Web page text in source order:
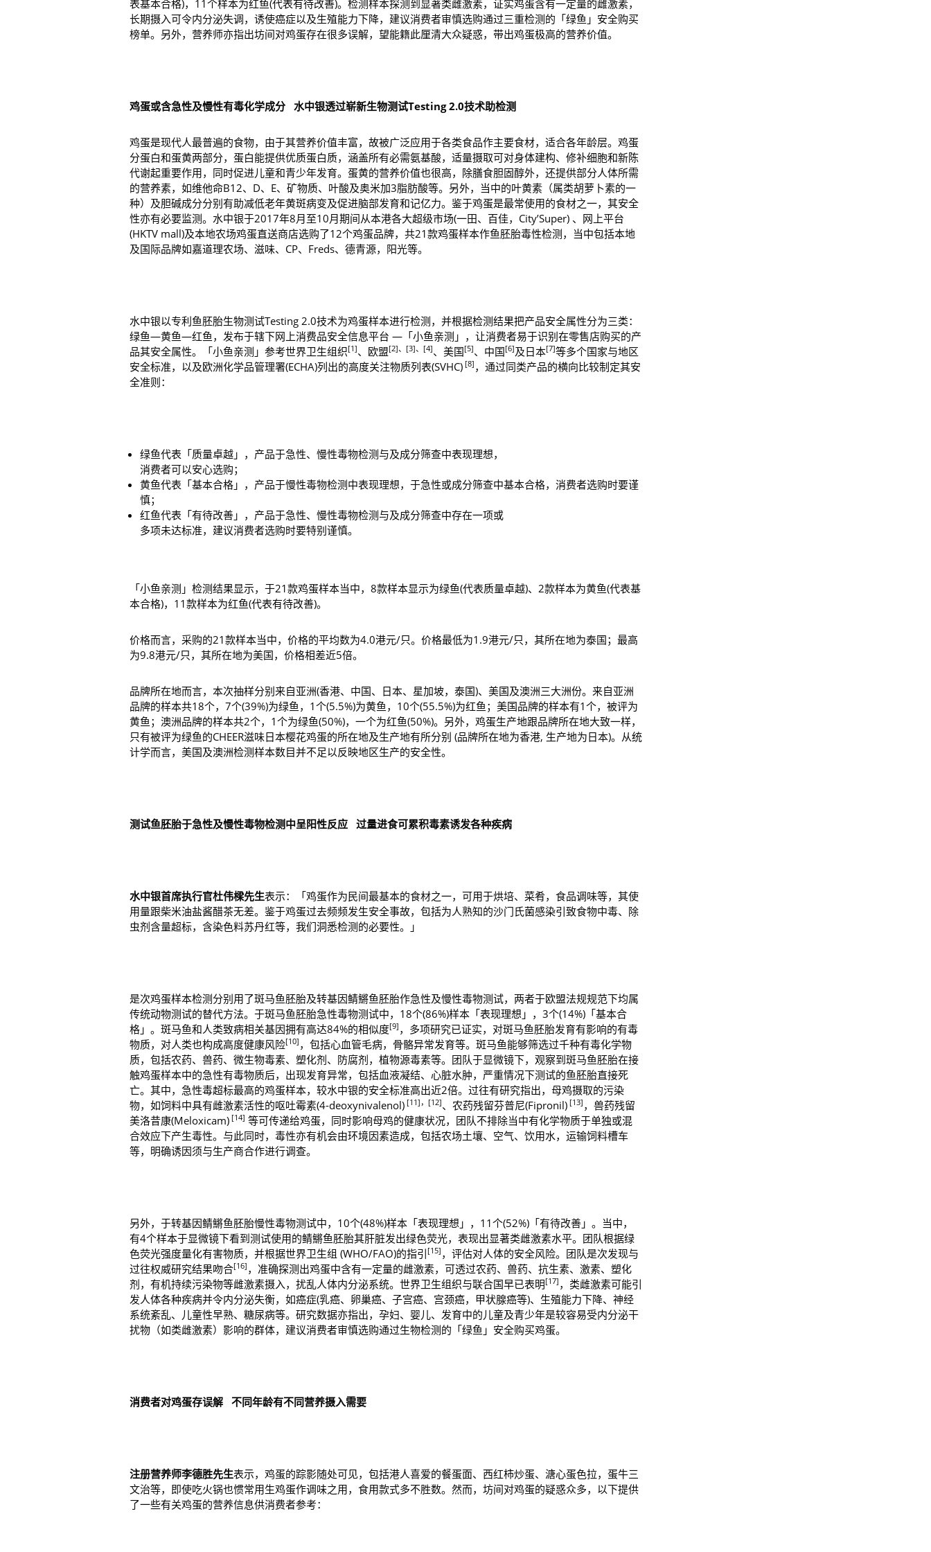
表基本合格)，11个样本为红鱼(代表有待改善)。检测样本探测到显著类雌激素，证实鸡蛋含有一定量的雌激素，
长期摄入可令内分泌失调，诱使癌症以及生殖能力下降，建议消费者审慎选购通过三重检测的「绿鱼」安全购买
榜单。另外，营养师亦指出坊间对鸡蛋存在很多误解，望能籍此厘清大众疑惑，带出鸡蛋极高的营养价值。
鸡蛋或含急性及慢性有毒化学成分 水中银透过崭新生物测试Testing 2.0技术助检测
鸡蛋是现代人最普遍的食物，由于其营养价值丰富，故被广泛应用于各类食品作主要食材，适合各年龄层。鸡蛋
分蛋白和蛋黄两部分，蛋白能提供优质蛋白质，涵盖所有必需氨基酸，适量摄取可对身体建构、修补细胞和新陈
代谢起重要作用，同时促进儿童和青少年发育。蛋黄的营养价值也很高，除膳食胆固醇外，还提供部分人体所需
的营养素，如维他命B12、D、E、矿物质、叶酸及奥米加3脂肪酸等。另外，当中的叶黄素（属类胡萝卜素的一
种）及胆碱成分分别有助减低老年黄斑病变及促进脑部发育和记亿力。鉴于鸡蛋是最常使用的食材之一，其安全
性亦有必要监测。水中银于2017年8月至10月期间从本港各大超级市场(一田、百佳，City’Super) 、网上平台
(HKTV mall)及本地农场鸡蛋直送商店选购了12个鸡蛋品牌，共21款鸡蛋样本作鱼胚胎毒性检测，当中包括本地
及国际品牌如嘉道理农场、滋味、CP、Freds、德青源，阳光等。
水中银以专利鱼胚胎生物测试Testing 2.0技术为鸡蛋样本进行检测，并根据检测结果把产品安全属性分为三类：
绿鱼—黄鱼—红鱼，发布于辖下网上消费品安全信息平台 —「小鱼亲测」，让消费者易于识别在零售店购买的产
品其安全属性。「小鱼亲测」参考世界卫生组织[1]、欧盟[2]、 [3]、 [4]、美国[5]、中国[6]及日本[7]等多个国家与地区
安全标准，以及欧洲化学品管理署(ECHA)列出的高度关注物质列表(SVHC) [8] ，通过同类产品的横向比较制定其安
全准则：
绿鱼代表「质量卓越」，产品于急性、慢性毒物检测与及成分筛查中表现理想，
消费者可以安心选购；
黄鱼代表「基本合格」，产品于慢性毒物检测中表现理想，于急性或成分筛查中基本合格，消费者选购时要谨
慎；
红鱼代表「有待改善」，产品于急性、慢性毒物检测与及成分筛查中存在一项或
多项未达标准，建议消费者选购时要特别谨慎。
「小鱼亲测」检测结果显示，于21款鸡蛋样本当中，8款样本显示为绿鱼(代表质量卓越)、2款样本为黄鱼(代表基
本合格)，11款样本为红鱼(代表有待改善)。
价格而言，采购的21款样本当中，价格的平均数为4.0港元/只。价格最低为1.9港元/只，其所在地为泰国；最高
为9.8港元/只，其所在地为美国，价格相差近5倍。
品牌所在地而言，本次抽样分别来自亚洲(香港、中国、日本、星加坡，泰国)、美国及澳洲三大洲份。来自亚洲
品牌的样本共18个，7个(39%)为绿鱼，1个(5.5%)为黄鱼，10个(55.5%)为红鱼；美国品牌的样本有1个，被评为
黄鱼；澳洲品牌的样本共2个，1个为绿鱼(50%)，一个为红鱼(50%)。另外，鸡蛋生产地跟品牌所在地大致一样，
只有被评为绿鱼的CHEER滋味日本樱花鸡蛋的所在地及生产地有所分别 (品牌所在地为香港, 生产地为日本)。从统
计学而言，美国及澳洲检测样本数目并不足以反映地区生产的安全性。
测试鱼胚胎于急性及慢性毒物检测中呈阳性反应 过量进食可累积毒素诱发各种疾病
水中银首席执行官杜伟樑先生表示：「鸡蛋作为民间最基本的食材之一，可用于烘培、菜肴，食品调味等，其使
用量跟柴米油盐酱醋茶无差。鉴于鸡蛋过去频频发生安全事故，包括为人熟知的沙门氏菌感染引致食物中毒、除
虫剂含量超标，含染色料苏丹红等，我们洞悉检测的必要性。」
是次鸡蛋样本检测分别用了斑马鱼胚胎及转基因鲭鱂鱼胚胎作急性及慢性毒物测试，两者于欧盟法规规范下均属
传统动物测试的替代方法。于斑马鱼胚胎急性毒物测试中，18个(86%)样本「表现理想」，3个(14%)「基本合
格」。斑马鱼和人类致病相关基因拥有高达84%的相似度[9] ，多项研究已证实，对斑马鱼胚胎发育有影响的有毒
物质，对人类也构成高度健康风险[10] ，包括心血管毛病，骨骼异常发育等。斑马鱼能够筛选过千种有毒化学物
质，包括农药、兽药、微生物毒素、塑化剂、防腐剂，植物源毒素等。团队于显微镜下，观察到斑马鱼胚胎在接
触鸡蛋样本中的急性有毒物质后，出现发育异常，包括血液凝结、心脏水肿，严重情况下测试的鱼胚胎直接死
亡。其中，急性毒超标最高的鸡蛋样本，较水中银的安全标准高出近2倍。过往有研究指出，母鸡摄取的污染
物，如饲料中具有雌激素活性的呕吐霉素(4-deoxynivalenol) [11]，[12]、农药残留芬普尼(Fipronil) [13] ，兽药残留
美洛昔康(Meloxicam) [14] 等可传递给鸡蛋，同时影响母鸡的健康状况，团队不排除当中有化学物质于单独或混
合效应下产生毒性。与此同时，毒性亦有机会由环境因素造成，包括农场土壤、空气、饮用水，运输饲料槽车
等，明确诱因须与生产商合作进行调查。
另外，于转基因鲭鱂鱼胚胎慢性毒物测试中，10个(48%)样本「表现理想」，11个(52%)「有待改善」。当中，
有4个样本于显微镜下看到测试使用的鲭鱂鱼胚胎其肝脏发出绿色荧光，表现出显著类雌激素水平。团队根据绿
色荧光强度量化有害物质，并根据世界卫生组 (WHO/FAO)的指引[15] ，评估对人体的安全风险。团队是次发现与
过往权威研究结果吻合[16] ，准确探测出鸡蛋中含有一定量的雌激素，可透过农药、兽药、抗生素、激素、塑化
剂，有机持续污染物等雌激素摄入，扰乱人体内分泌系统。世界卫生组织与联合国早已表明[17] ，类雌激素可能引
发人体各种疾病并令内分泌失衡，如癌症(乳癌、卵巢癌、子宫癌、宫颈癌，甲状腺癌等)、生殖能力下降、神经
系统紊乱、儿童性早熟、糖尿病等。研究数据亦指出，孕妇、婴儿、发育中的儿童及青少年是较容易受内分泌干
扰物（如类雌激素）影响的群体，建议消费者审慎选购通过生物检测的「绿鱼」安全购买鸡蛋。
消费者对鸡蛋存误解 不同年龄有不同营养摄入需要
注册营养师李德胜先生表示，鸡蛋的踪影随处可见，包括港人喜爱的餐蛋面、西红柿炒蛋、溏心蛋色拉，蛋牛三
文治等，即使吃火锅也惯常用生鸡蛋作调味之用，食用款式多不胜数。然而，坊间对鸡蛋的疑惑众多，以下提供
了一些有关鸡蛋的营养信息供消费者参考：